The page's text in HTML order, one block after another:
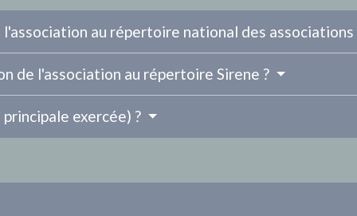
au répertoire national des associations
de l'association au répertoire Sirene ?
exercée) ?